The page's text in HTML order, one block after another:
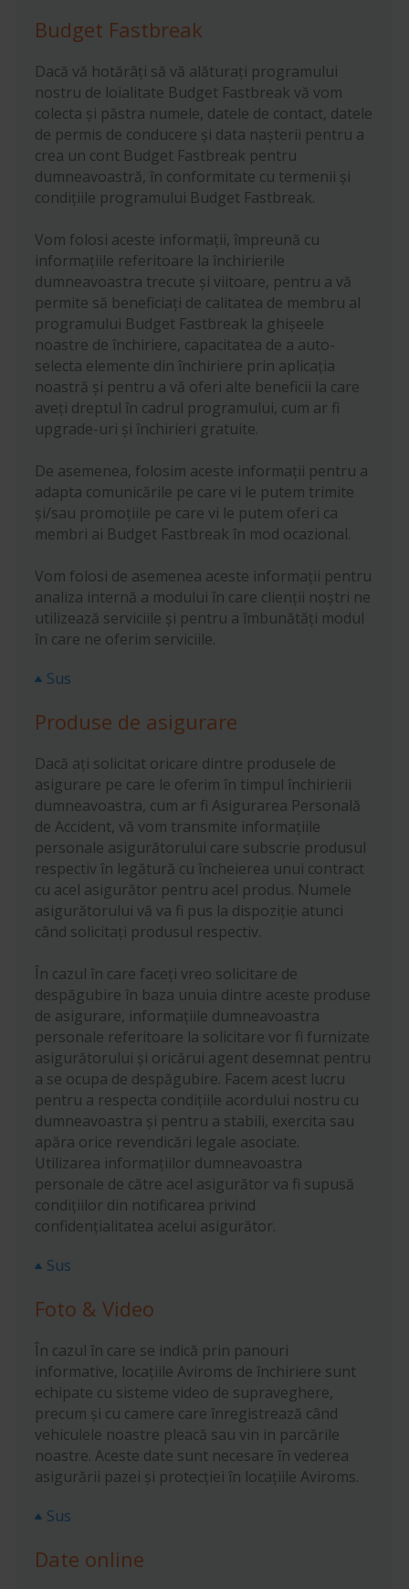
Budget Fastbreak
Dacă vă hotărâți să vă alăturați programului
nostru de loialitate Budget Fastbreak vă vom
colecta și păstra numele, datele de contact, datele
de permis de conducere și data nașterii pentru a
crea un cont Budget Fastbreak pentru
dumneavoastră, în conformitate cu termenii și
condițiile programului Budget Fastbreak.
Vom folosi aceste informații, împreună cu
informațiile referitoare la închirierile
dumneavoastra trecute și viitoare, pentru a vă
permite să beneficiați de calitatea de membru al
programului Budget Fastbreak la ghișeele
noastre de închiriere, capacitatea de a auto-
selecta elemente din închiriere prin aplicația
noastră și pentru a vă oferi alte beneficii la care
aveți dreptul în cadrul programului, cum ar fi
upgrade-uri și închirieri gratuite.
De asemenea, folosim aceste informații pentru a
adapta comunicările pe care vi le putem trimite
și/sau promoțiile pe care vi le putem oferi ca
membri ai Budget Fastbreak în mod ocazional.
Vom folosi de asemenea aceste informații pentru
analiza internă a modului în care clienții noștri ne
utilizează serviciile și pentru a îmbunătăți modul
în care ne oferim serviciile.
Sus
Produse de asigurare
Dacă ați solicitat oricare dintre produsele de
asigurare pe care le oferim în timpul închirierii
dumneavoastra, cum ar fi Asigurarea Personală
de Accident, vă vom transmite informațiile
personale asigurătorului care subscrie produsul
respectiv în legătură cu încheierea unui contract
cu acel asigurător pentru acel produs. Numele
asigurătorului vă va fi pus la dispoziție atunci
când solicitați produsul respectiv.
În cazul în care faceți vreo solicitare de
despăgubire în baza unuia dintre aceste produse
de asigurare, informațiile dumneavoastra
personale referitoare la solicitare vor fi furnizate
asigurătorului și oricărui agent desemnat pentru
a se ocupa de despăgubire. Facem acest lucru
pentru a respecta condițiile acordului nostru cu
dumneavoastra și pentru a stabili, exercita sau
apăra orice revendicări legale asociate.
Utilizarea informațiilor dumneavoastra
personale de către acel asigurător va fi supusă
condițiilor din notificarea privind
confidențialitatea acelui asigurător.
Sus
Foto & Video
În cazul în care se indică prin panouri
informative, locațiile Aviroms de închiriere sunt
echipate cu sisteme video de supraveghere,
precum și cu camere care înregistrează când
vehiculele noastre pleacă sau vin in parcările
noastre. Aceste date sunt necesare în vederea
asigurării pazei și protecției în locațiile Aviroms.
Sus
Date online